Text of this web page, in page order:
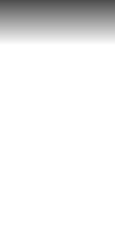
NANTAWAN 豪华